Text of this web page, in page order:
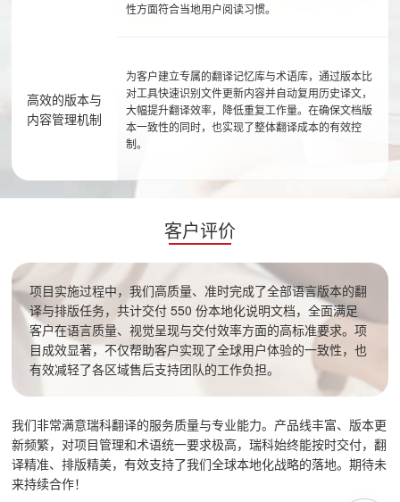
高效的版本与
内容管理机制
性方面符合当地用户阅读习惯。
为客户建立专属的翻译记忆库与术语库，通过版本比
对工具快速识别文件更新内容并自动复用历史译文，
大幅提升翻译效率，降低重复工作量。在确保文档版
本一致性的同时，也实现了整体翻译成本的有效控
制。
客户评价
项目实施过程中，我们高质量、准时完成了全部语言版本的翻
译与排版任务，共计交付 550 份本地化说明文档，全面满足
客户在语言质量、视觉呈现与交付效率方面的高标准要求。项
目成效显著，不仅帮助客户实现了全球用户体验的一致性，也
有效减轻了各区域售后支持团队的工作负担。
我们非常满意瑞科翻译的服务质量与专业能力。产品线丰富、版本更
新频繁，对项目管理和术语统一要求极高，瑞科始终能按时交付，翻
译精准、排版精美，有效支持了我们全球本地化战略的落地。期待未
来持续合作！